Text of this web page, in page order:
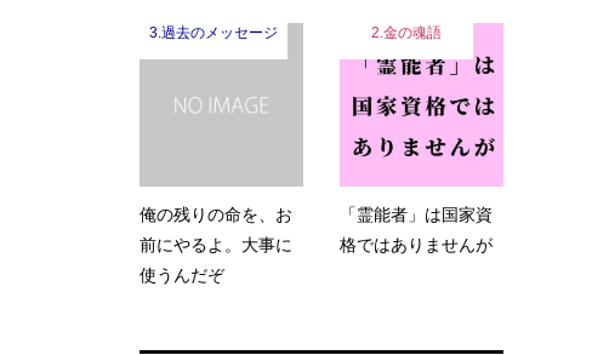
3.過去のメッセージ
俺の残りの命を、お
前にやるよ。大事に
使うんだぞ
2.金の魂語
「霊能者」は国家資
格ではありませんが